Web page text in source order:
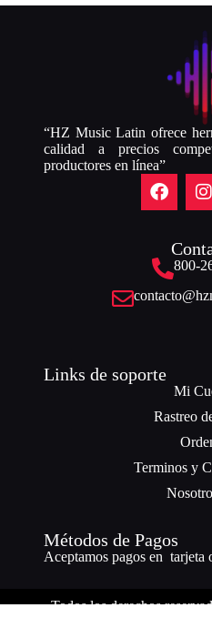
“HZ Music Latin ofrece
calidad a precios
productores en línea”
800-
Links de soporte
Mi
Rastreo
Terminos y
Métodos de Pagos
Aceptamos pagos en tarjeta
Todos los derechos